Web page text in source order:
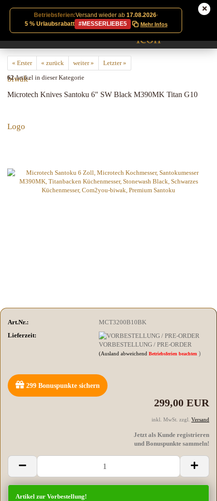
Betriebsferien:Versand wieder ab 17.08.2026·
5 % Urlaubsrabatt
#MESSERLIEBE5 Mehr Infos
« Erster « zurück weiter »
Letzter »
62Artikel in dieser Kategorie
Microtech Knives Santoku 6" SW Black M390MK Titan G10
Art.Nr.:
MCT3200B10BK
Lieferzeit:
VORBESTELLUNG / PRE-ORDER
(Ausland abweichendBetriebsferien beachten )
299 Bonuspunkte sichern
299,00 EUR
inkl. MwSt. zzgl. Versand
Jetzt als Kunde registrieren
und Bonuspunkte sammeln!
Artikel zur Vorbestellung!